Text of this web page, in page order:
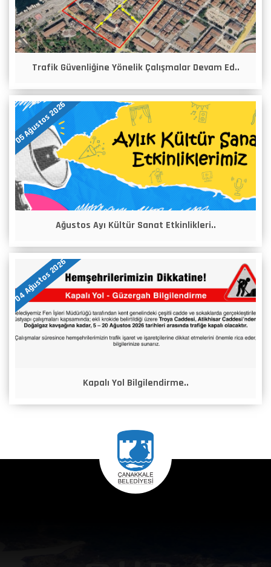
Trafik Güvenliğine Yönelik Çalışmalar Devam Ed..
05 Ağustos 2026
Ağustos Ayı Kültür Sanat Etkinlikleri..
04 Ağustos 2026
Kapalı Yol Bilgilendirme..